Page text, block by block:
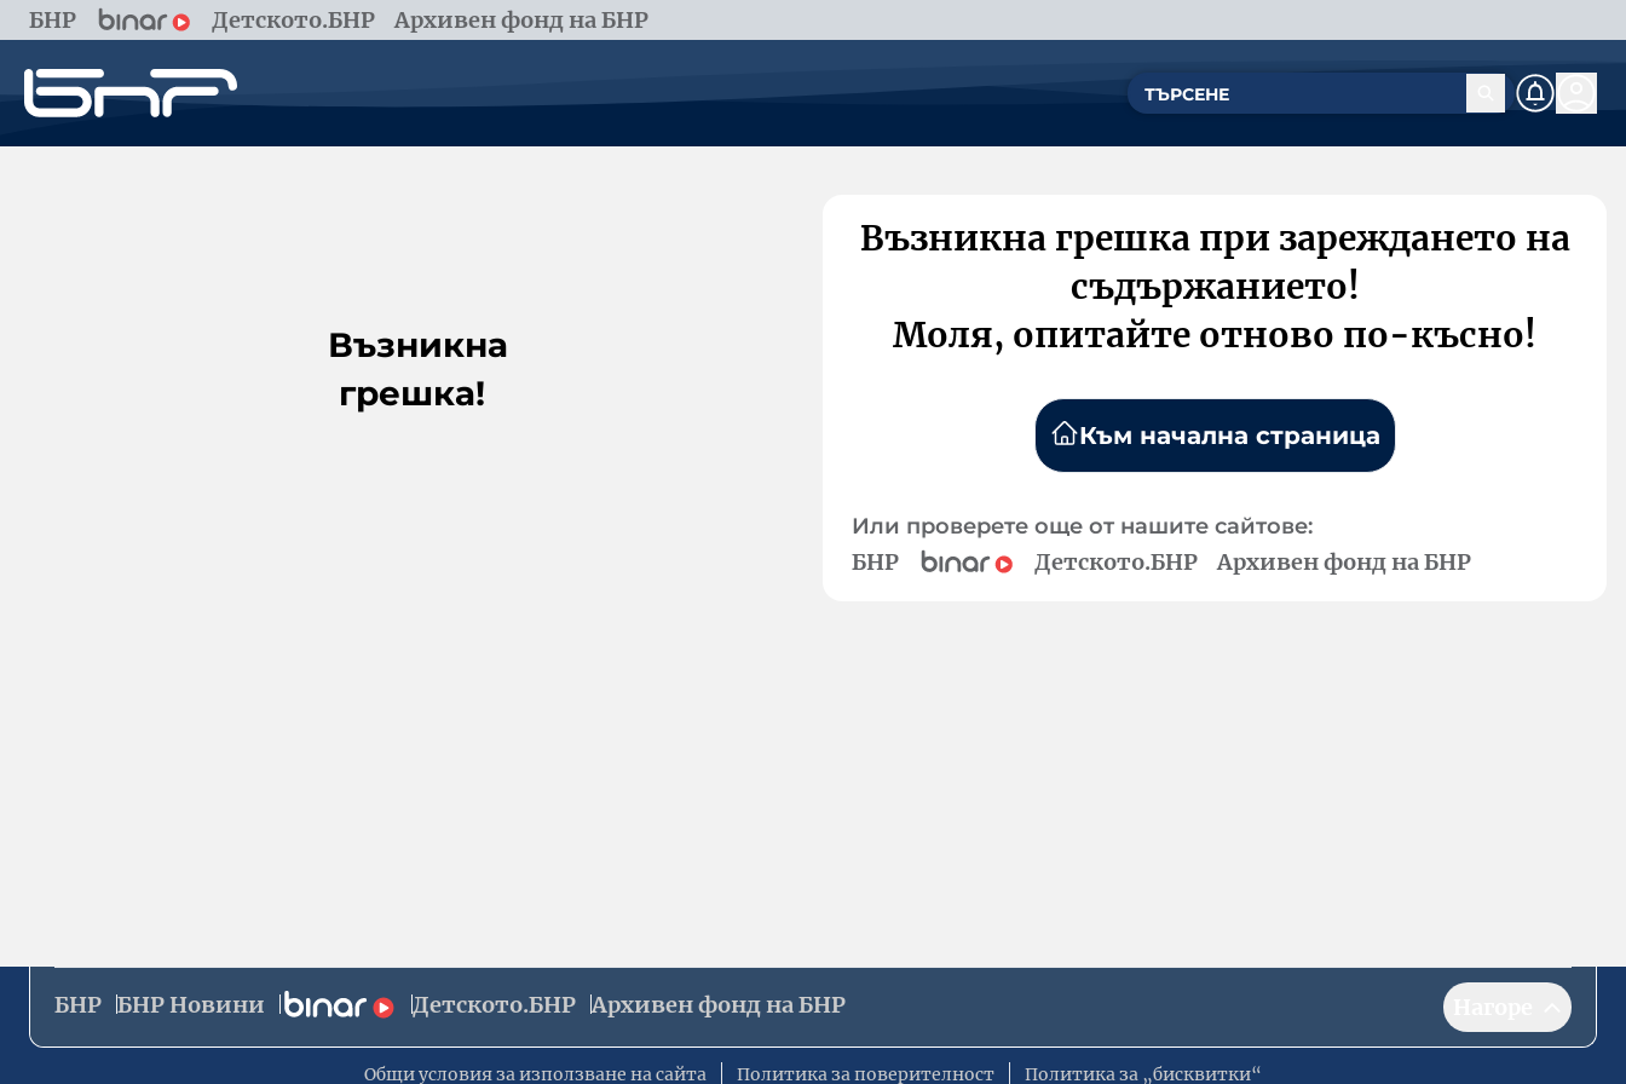
БНР Детското.БНР Архивен фонд на БНР
Възникна
грешка!
Възникна грешка при зареждането на
съдържанието!
Моля, опитайте отново по-късно!
Към начална страница
Или проверете още от нашите сайтове:
БНР Детското.БНР Архивен фонд на БНР
БНР БНР Новини Детското.БНР Архивен фонд на БНР
Общи условия за използване на сайта Политика за поверителност Политика за „бисквитки“